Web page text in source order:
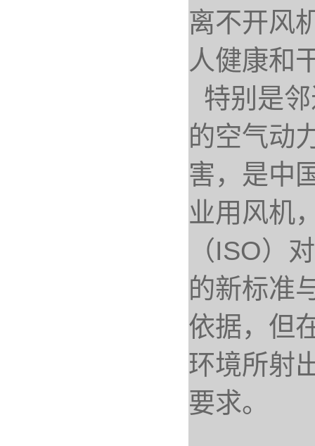
离不开风
人健康和
特别是
的空气动
害，是中
业用风机
（ISO）
的新标准
依据，但
环境所射
要求。